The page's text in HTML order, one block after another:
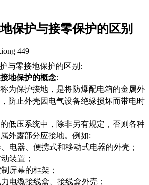
保护与接零保护的区别
449
与零接地保护的区别:
地保护的概念:
保护接地，是将防爆配电箱的金属外
防止外壳因电气设备绝缘损坏而带电时
压系统中，除非另有规定，否则各种
外露部分应接地。例如:
器、便携式和移动式电器的外壳；
装置；
幕的框架；
缆接线盒、接线盒外壳；